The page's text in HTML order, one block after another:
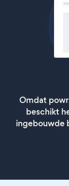
Omdat
beschikt
ingebouwde